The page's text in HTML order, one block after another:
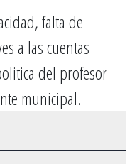
falta de
a las cuentas
del profesor
municipal.